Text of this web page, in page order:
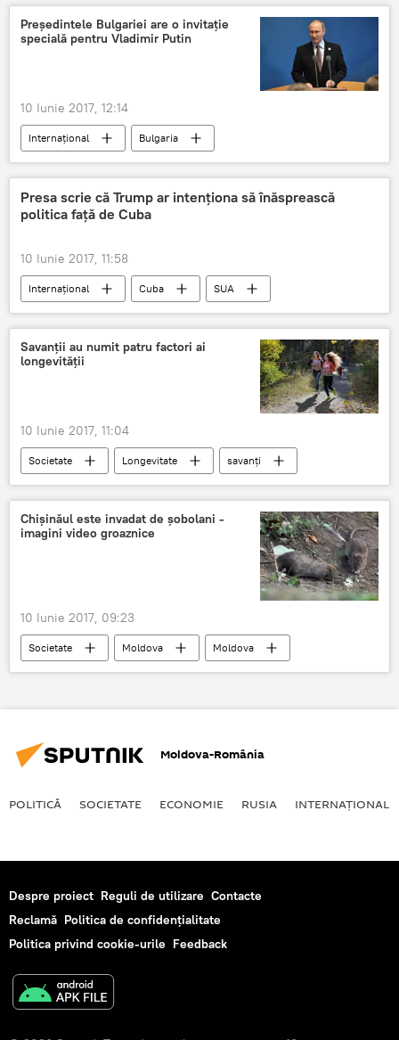
Vizită oficială
România
Președintele Bulgariei are o invitație
specială pentru Vladimir Putin
10 Iunie 2017, 12:14
Internaţional
Bulgaria
Vladimir Putin
Rumen Radev
Eliberare
Invitație
Presa scrie că Trump ar intenționa să înăsprească
politica față de Cuba
10 Iunie 2017, 11:58
Internaţional Cuba
SUA
Donald Trump
înăsprire
Comerț
Circulație
Cetățeni
Savanții au numit patru factori ai
longevității
10 Iunie 2017, 11:04
Societate Longevitate
savanți
factori
SĂNĂTATE
Chișinăul este invadat de șobolani -
imagini video groaznice
10 Iunie 2017, 09:23
Societate Moldova
Moldova
șobolani
Invazie
Gunoi
Moldova-România
POLITICĂ SOCIETATE ECONOMIE RUSIA INTERNAŢIONAL
Despre proiect Reguli de utilizare Contacte
Reclamă Politica de confidențialitate
Politica privind cookie-urile Feedback